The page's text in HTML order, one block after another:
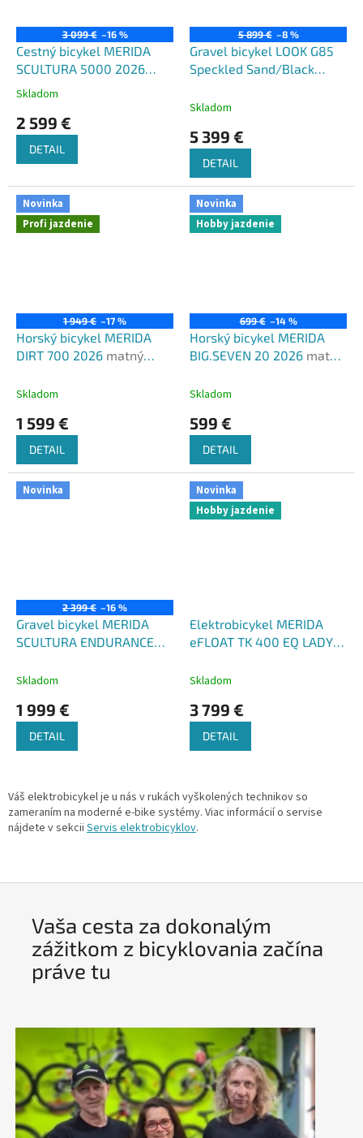
3 099 € –16 %
Cestný bicykel MERIDA
SCULTURA 5000 2026
čierna metalíza šedý
Priemerné
produktu
5,0
5
hviezdičiek.
Skladom
2 599 €
DETAIL
5 899 € –8 %
Gravel bicykel LOOK G85
Speckled Sand/Black
Fulcrum Soniq 2026
Skladom
5 399 €
DETAIL
Novinka
Profi jazdenie
1 949 € –17 %
Horský bicykel MERIDA
DIRT 700 2026 matný
Skladom
1 599 €
DETAIL
Novinka
Hobby jazdenie
699 € –14 %
Horský bicykel MERIDA
BIG.SEVEN 20 2026 matný
Skladom
599 €
DETAIL
Novinka
2 399 € –16 %
Gravel bicykel MERIDA
SCULTURA ENDURANCE
Skladom
1 999 €
DETAIL
Novinka
Hobby jazdenie
Elektrobicykel MERIDA
eFLOAT TK 400 EQ LADY
Skladom
3 799 €
DETAIL
Váš elektrobicykel je u nás v rukách vyškolených technikov so
zameraním na moderné e-bike systémy. Viac informácií o servise
nájdete v sekcii Servis elektrobicyklov.
Vaša cesta za dokonalým
zážitkom z bicyklovania začína
práve tu